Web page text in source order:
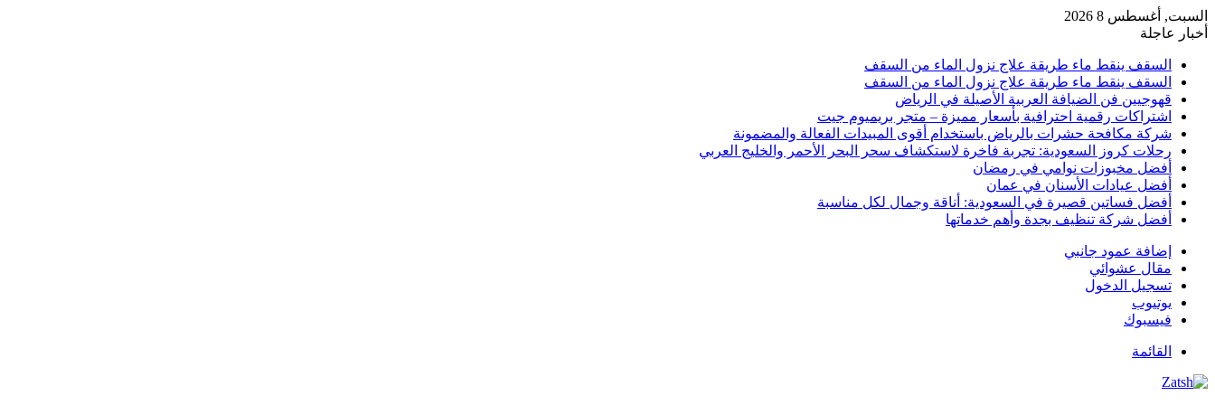
السبت, أغسطس 8 2026
أخبار عاجلة
السقف ينقط ماء طريقة علاج نزول الماء من السقف
السقف ينقط ماء طريقة علاج نزول الماء من السقف
قهوجيين فن الضيافة العربية الأصيلة في الرياض
اشتراكات رقمية احترافية بأسعار مميزة – متجر بريميوم جيت
شركة مكافحة حشرات بالرياض باستخدام أقوى المبيدات الفعالة والمضمونة
رحلات كروز السعودية: تجربة فاخرة لاستكشاف سحر البحر الأحمر والخليج العربي
أفضل مخبوزات نوامي في رمضان
أفضل عيادات الأسنان في عمان
أفضل فساتين قصيرة في السعودية: أناقة وجمال لكل مناسبة
أفضل شركة تنظيف بجدة وأهم خدماتها
إضافة عمود جانبي
مقال عشوائي
تسجيل الدخول
يوتيوب
فيسبوك
القائمة